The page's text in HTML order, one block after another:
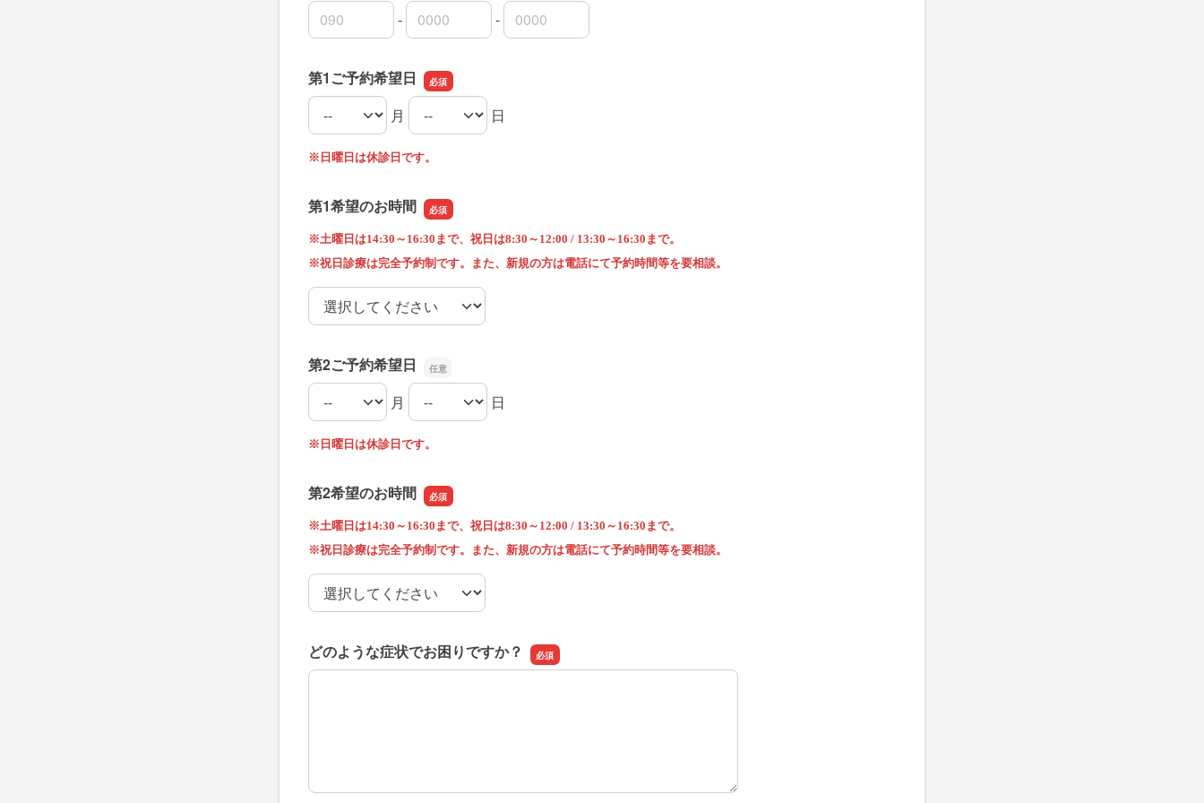
連絡先の市外局番
-
連絡先の市内局番 -
連絡先の加入者番号
第1ご予約希望日
第1ご予約希望日の月
月
第1ご予約希望日の日 日
※日曜日は休診日です。
第1希望のお時間
※土曜日は14:30～16:30まで、祝日は8:30～12:00 / 13:30～16:30まで。
※祝日診療は完全予約制です。また、新規の方は電話にて予約時間等を要相談。
第1希望のお時間
第2ご予約希望日
第2ご予約希望日の月
月
第2ご予約希望日の日 日
※日曜日は休診日です。
第2希望のお時間
※土曜日は14:30～16:30まで、祝日は8:30～12:00 / 13:30～16:30まで。
※祝日診療は完全予約制です。また、新規の方は電話にて予約時間等を要相談。
第2希望のお時間
どのような症状でお困りですか？
どのような症状でお困りですか？